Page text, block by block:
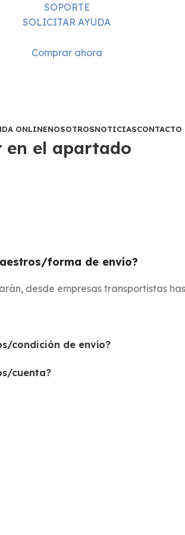
SOPORTE
SOLICITAR AYUDA
Comprar ahora
ONLINENOSOTROSNOTICIASCONTACTO
en el apartado
forma de envío?
, desde empresas transportistas
condición de envío?
cuenta?